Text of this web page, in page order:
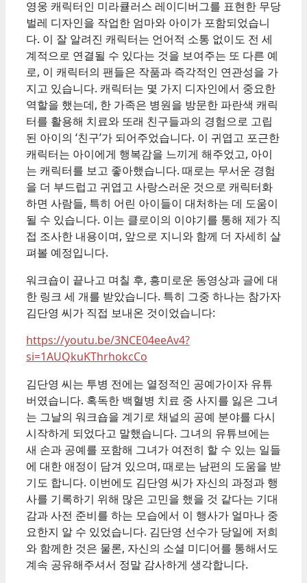
영웅 캐릭터인 미라큘러스 레이디버그를 표현한 무당
벌레 디자인을 작업한 엄마와 아이가 포함되었습니
다. 이 잘 알려진 캐릭터는 언어적 소통 없이도 전 세
계적으로 연결될 수 있다는 것을 보여주는 또 다른 예
로, 이 캐릭터의 팬들은 작품과 즉각적인 연관성을 가
지고 있습니다. 캐릭터는 몇 가지 디자인에서 중요한
역할을 했는데, 한 가족은 병원을 방문한 파란색 캐릭
터를 활용해 치료와 또래 친구들과의 경험으로 고립
된 아이의 ‘친구’가 되어주었습니다. 이 귀엽고 포근한
캐릭터는 아이에게 행복감을 느끼게 해주었고, 아이
는 캐릭터를 보고 좋아했습니다. 때로는 무서운 경험
을 더 부드럽고 귀엽고 사랑스러운 것으로 캐릭터화
하면 사람들, 특히 어린 아이들이 대처하는 데 도움이
될 수 있습니다. 이는 클로이의 이야기를 통해 제가 직
접 조사한 내용이며, 앞으로 지니와 함께 더 자세히 살
펴볼 예정입니다.
워크숍이 끝나고 며칠 후, 흥미로운 동영상과 글에 대
한 링크 세 개를 받았습니다. 특히 그중 하나는 참가자
김단영 씨가 직접 보내온 것이었습니다:
https://youtu.be/3NCE04eeAv4?
si=1AUQkuKThrhokcCo
김단영 씨는 투병 전에는 열정적인 공예가이자 유튜
버였습니다. 혹독한 백혈병 치료 중 사지를 잃은 그녀
는 그날의 워크숍을 계기로 채널의 공예 분야를 다시
시작하게 되었다고 말했습니다. 그녀의 유튜브에는
새 손과 공예를 포함해 그녀가 여전히 할 수 있는 일들
에 대한 애정이 담겨 있으며, 때로는 남편의 도움을 받
기도 합니다. 이번에도 김단영 씨가 자신의 과정과 행
사를 기록하기 위해 많은 고민을 했을 것 같다는 기대
감과 사전 준비를 하는 모습에서 이 행사가 얼마나 중
요한지 알 수 있었습니다. 김단영 선수가 당일에 저희
와 함께한 것은 물론, 자신의 소셜 미디어를 통해서도
계속 공유해주셔서 정말 감사하게 생각합니다.